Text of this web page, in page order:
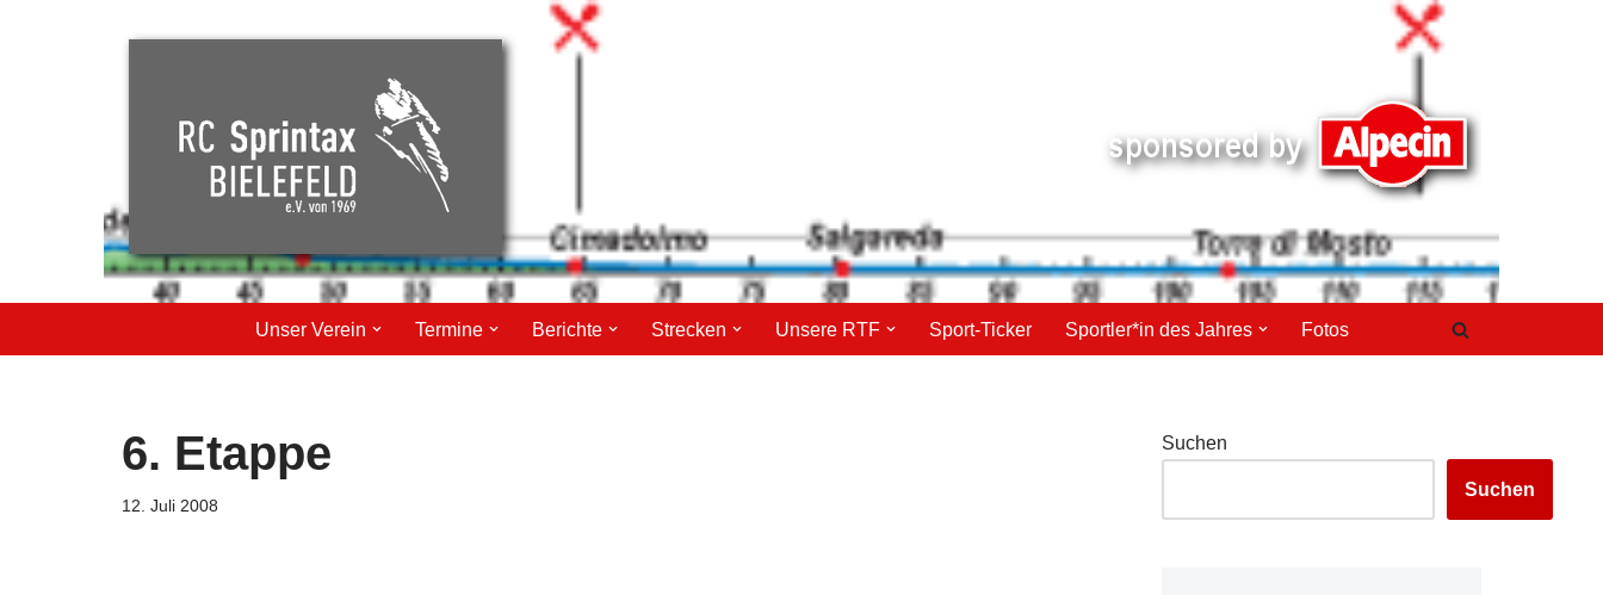
Unser Verein Termine Berichte Strecken Unsere RTF Sport-Ticker Sportler*in des Jahres Fotos
6. Etappe
12. Juli 2008
Suchen
Suchen